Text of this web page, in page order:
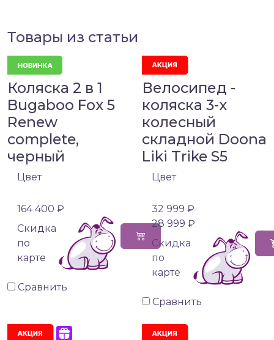
Товары из статьи
Коляска 2 в 1
Bugaboo Fox 5
Renew
complete,
черный
Цвет
164 400 ₽
Cкидка
по
карте
Сравнить
Велосипед -
коляска 3-х
колесный
складной Doona
Liki Trike S5
Цвет
32 999 ₽
28 999 ₽
Cкидка
по
карте
Сравнить